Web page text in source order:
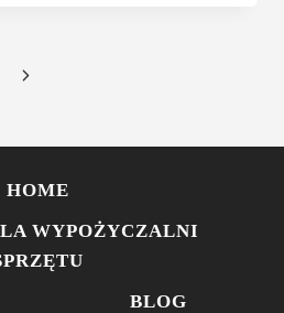
ORGANIZUJĄCYCH
Następna
HOME
WYPOŻYCZALNI
BLOG